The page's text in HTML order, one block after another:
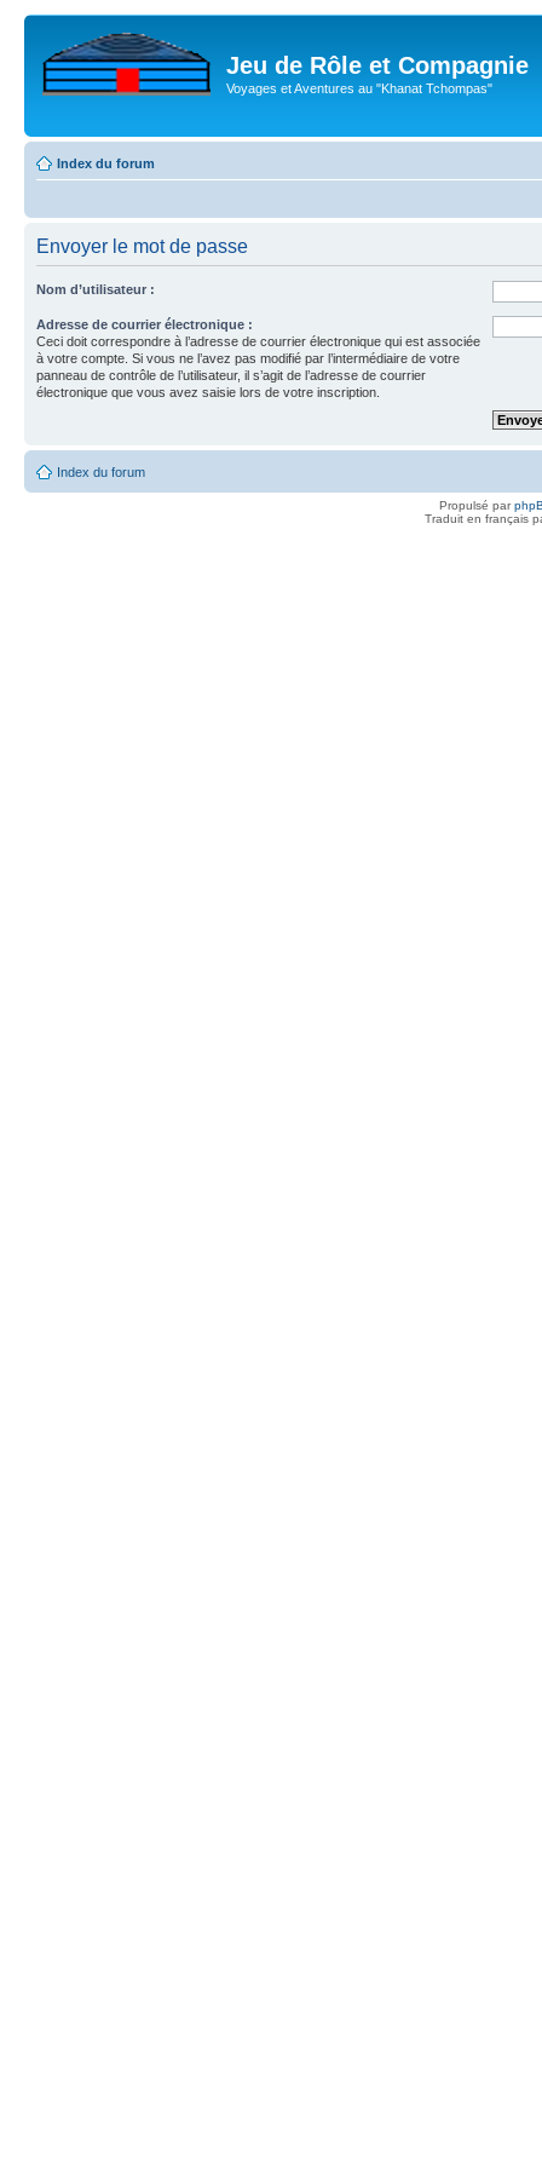
Jeu de Rôle et Compagnie
Voyages et Aventures au "Khanat Tchompas"
Index du forum
Envoyer le mot de passe
Nom d’utilisateur :
Adresse de courrier électronique :
Ceci doit correspondre à l’adresse de courrier électronique qui est associée
à votre compte. Si vous ne l’avez pas modifié par l’intermédiaire de votre
panneau de contrôle de l’utilisateur, il s’agit de l’adresse de courrier
électronique que vous avez saisie lors de votre inscription.
Index du forum
Propulsé par
Traduit en français